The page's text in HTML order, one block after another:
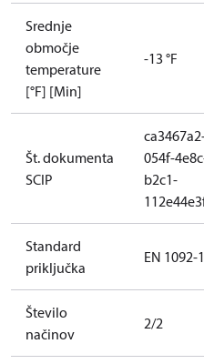
Srednje
območje
temperature
[°F] [Min]
-13 °F
Št. dokumenta
SCIP
054f-
b2c1-
Standard
priključka
EN 1092-1
Število
načinov
2/2